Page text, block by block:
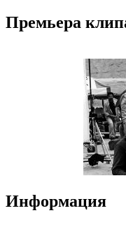
Премьера
Информация